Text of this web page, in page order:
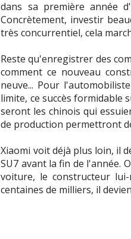
dans sa première année
Concrètement, investir
très concurrentiel, cela
Reste qu'enregistrer des
comment ce nouveau
neuve... Pour
limite, ce succès formidable
seront les chinois qui
de production permettront
Xiaomi voit déjà plus loin, il
SU7 avant la fin de l'année.
voiture, le constructeur lui-
centaines de milliers, il